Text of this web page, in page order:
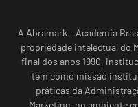
A Abramark – Academia
propriedade intelectual do
final dos anos 1990,
tem como missão
práticas da
Marketing, no ambiente